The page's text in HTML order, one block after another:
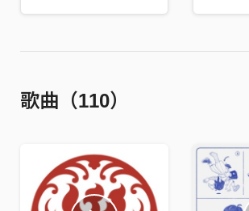
歌曲（110）